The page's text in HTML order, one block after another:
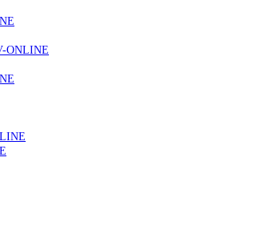
do cancro do pulmão são custo-efetivos e
doentes com enfarte apresentavam níveis elevados
linha no cancro da mama triplo negativo
ONLINE